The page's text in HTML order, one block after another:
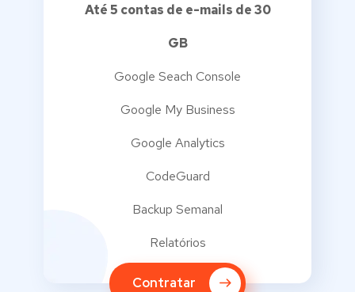
Até 5 contas de e-mails de 30
GB
Google Seach Console
Google My Business
Google Analytics
CodeGuard
Backup Semanal
Relatórios
Contratar